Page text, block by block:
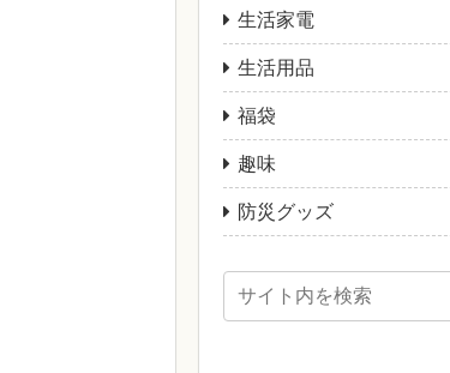
生活家電
生活用品
福袋
趣味
防災グッズ